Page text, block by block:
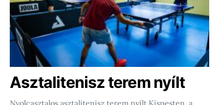
Asztalitenisz terem nyílt
Nyolcasztalos asztalitenisz terem nyílt Kispesten, a